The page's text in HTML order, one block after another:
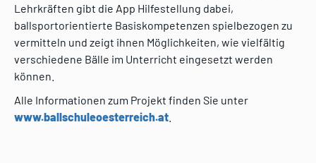
Lehrkräften gibt die App Hilfestellung dabei,
ballsportorientierte Basiskompetenzen spielbezogen zu
vermitteln und zeigt ihnen Möglichkeiten, wie vielfältig
verschiedene Bälle im Unterricht eingesetzt werden
können.
Alle Informationen zum Projekt finden Sie unter
www.ballschuleoesterreich.at